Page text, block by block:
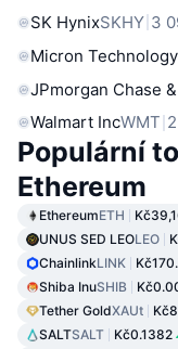
SK HynixSKHY 3
Micron
JPmorgan Chase
Walmart IncWMT
Populární
Ethereum
EthereumETH
UNUS SED LEOLEO
ChainlinkLINK
Shiba InuSHIB
Tether GoldXAUt
SALTSALT Kč0.1382